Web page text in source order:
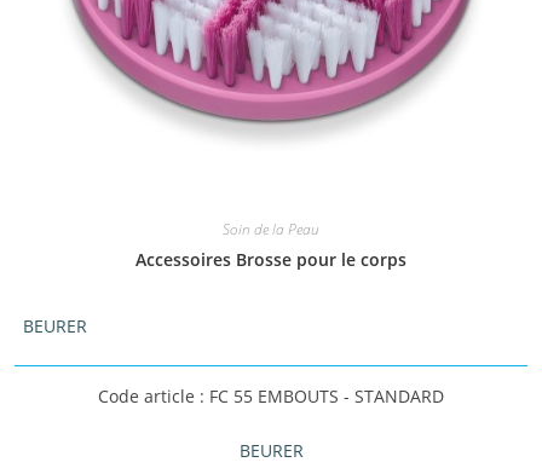
Soin de la Peau
Accessoires Brosse pour le corps
BEURER
Code article : FC 55 EMBOUTS - STANDARD
BEURER